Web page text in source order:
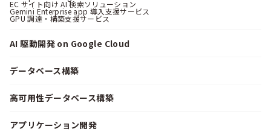
EC サイト向け AI 検索ソリューション
Gemini Enterprise app 導入支援サービス
GPU 調達・構築支援サービス
AI 駆動開発 on Google Cloud
データベース構築
高可用性データベース構築
アプリケーション開発